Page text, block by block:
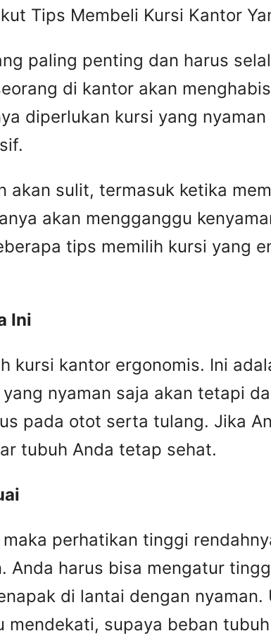
Tips Membeli Kursi Kantor
paling penting dan harus
di kantor akan
diperlukan kursi yang
akan sulit, termasuk ketika
akan mengganggu
tips memilih kursi yang
Ini
kursi kantor ergonomis. Ini
nyaman saja akan tetapi
pada otot serta tulang. Jika
tubuh Anda tetap sehat.
perhatikan tinggi
Anda harus bisa mengatur
di lantai dengan
supaya beban